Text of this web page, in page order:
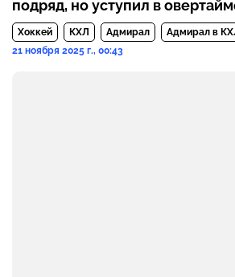
подряд, но уступил в
Хоккей КХЛ Адмирал
Адмирал в
21 ноября 2025 г., 00:43